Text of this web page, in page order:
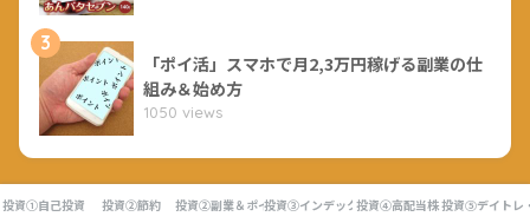
3
「ポイ活」スマホで月2,3万円稼げる副業の仕
組み＆始め方
1050 views
投資①自己投資 投資②節約 投資②副業＆ポイ活投資③インデックス投資投資④高配当株投資⑤デイトレ